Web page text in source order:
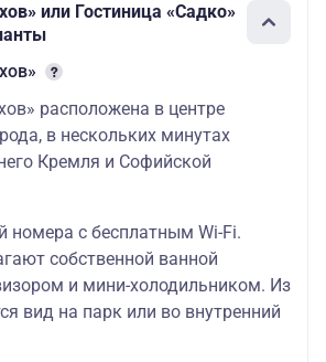
37543
38847
41200 60700
40679 57575
или Гостиница «Садко»
расположена в центре
в нескольких минутах
Кремля и Софийской
номера с бесплатным Wi-Fi.
собственной ванной
и мини-холодильником. Из
вид на парк или во внутренний